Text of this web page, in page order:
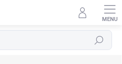
Hledat